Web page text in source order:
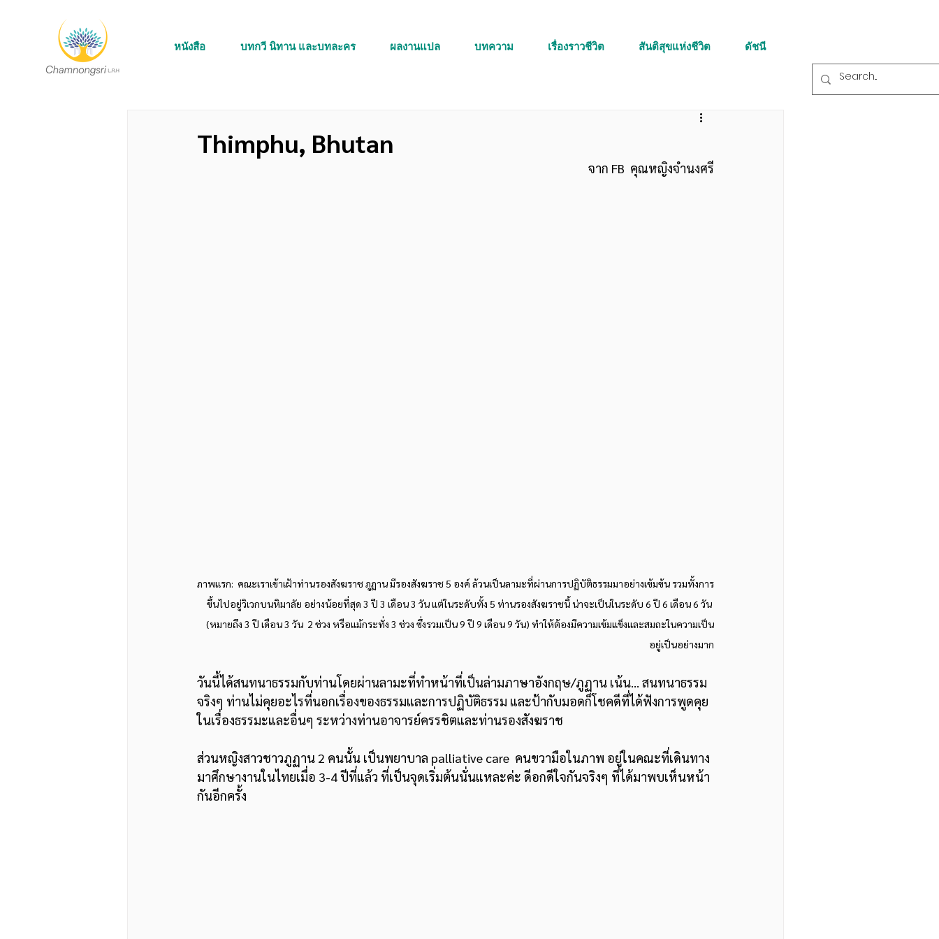
หนังสือ บทกวี นิทาน และบทละคร ผลงานแปล บทความ เรื่องราวชีวิต สันติสุขแห่งชีวิต ดัชนี
Thimphu, Bhutan
จาก FB  คุณหญิงจำนงศรี
ภาพแรก:  คณะเราเข้าเฝ้าท่านรองสังฆราช ภูฏาน มีรองสังฆราช 5 องค์ ล้วนเป็นลามะที่ผ่านการปฏิบัติธรรมมาอย่างเข้มข้น รวมทั้งการ
ขึ้นไปอยู่วิเวกบนหิมาลัย อย่างน้อยที่สุด 3 ปี 3 เดือน 3 วัน แต่ในระดับทั้ง 5 ท่านรองสังฆราชนี้ น่าจะเป็นในระดับ 6 ปี 6 เดือน 6 วัน
(หมายถึง 3 ปี เดือน 3 วัน  2 ช่วง หรือแม้กระทั่ง 3 ช่วง ซึ่งรวมเป็น 9 ปี 9 เดือน 9 วัน) ทำให้ต้องมีความเข้มแข็งและสมถะในความเป็น
อยู่เป็นอย่างมาก
วันนี้ได้สนทนาธรรมกับท่านโดยผ่านลามะที่ทำหน้าที่เป็นล่ามภาษาอังกฤษ/ภูฏาน เน้น… สนทนาธรรม
จริงๆ ท่านไม่คุยอะไรที่นอกเรื่องของธรรมและการปฏิบัติธรรม และป้ากับมอดก็โชคดีที่ได้ฟังการพูดคุย
ในเรื่องธรรมะและอื่นๆ ระหว่างท่านอาจารย์ครรชิตและท่านรองสังฆราช
ส่วนหญิงสาวชาวภูฏาน 2 คนนั้น เป็นพยาบาล palliative care  คนขวามือในภาพ อยู่ในคณะที่เดินทาง
มาศึกษางานในไทยเมื่อ 3-4 ปีที่แล้ว ที่เป็นจุดเริ่มต้นนั่นแหละค่ะ ดีอกดีใจกันจริงๆ ที่ได้มาพบเห็นหน้า
กันอีกครั้ง